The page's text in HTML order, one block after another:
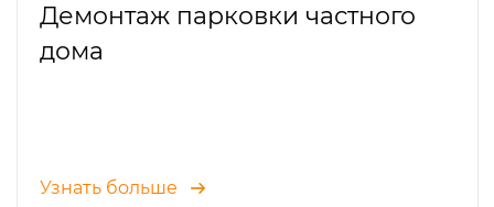
Демонтаж парковки частного
дома
Узнать больше